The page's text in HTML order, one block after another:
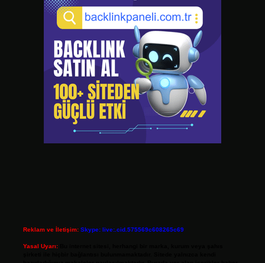
Reklam ve İletişim: Skype: live:.cid.575569c608265c69
Yasal Uyarı: